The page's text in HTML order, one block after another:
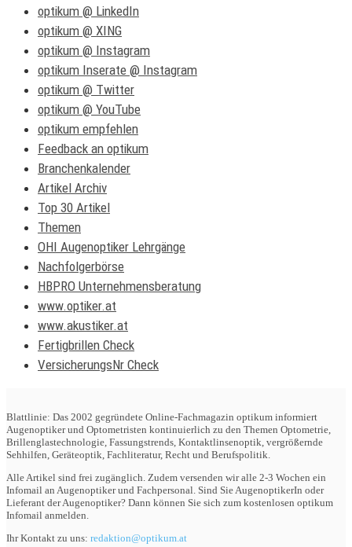
optikum @ LinkedIn
optikum @ XING
optikum @ Instagram
optikum Inserate @ Instagram
optikum @ Twitter
optikum @ YouTube
optikum empfehlen
Feedback an optikum
Branchenkalender
Artikel Archiv
Top 30 Artikel
Themen
OHI Augenoptiker Lehrgänge
Nachfolgerbörse
HBPRO Unternehmensberatung
www.optiker.at
www.akustiker.at
Fertigbrillen Check
VersicherungsNr Check
Blattlinie: Das 2002 gegründete Online-Fachmagazin optikum informiert
Augenoptiker und Optometristen kontinuierlich zu den Themen Optometrie,
Brillenglastechnologie, Fassungstrends, Kontaktlinsenoptik, vergrößernde
Sehhilfen, Geräteoptik, Fachliteratur, Recht und Berufspolitik.
Alle Artikel sind frei zugänglich. Zudem versenden wir alle 2-3 Wochen ein
Infomail an Augenoptiker und Fachpersonal. Sind Sie AugenoptikerIn oder
Lieferant der Augenoptiker? Dann können Sie sich zum kostenlosen optikum
Infomail anmelden.
Ihr Kontakt zu uns: redaktion@optikum.at